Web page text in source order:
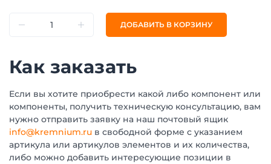
ДОБАВИТЬ В КОРЗИНУ
Как заказать
Если вы хотите приобрести какой либо компонент или
компоненты, получить техническую консультацию, вам
нужно отправить заявку на наш почтовый ящик
info@kremnium.ru в свободной форме с указанием
артикула или артикулов элементов и их количества,
либо можно добавить интересующие позиции в